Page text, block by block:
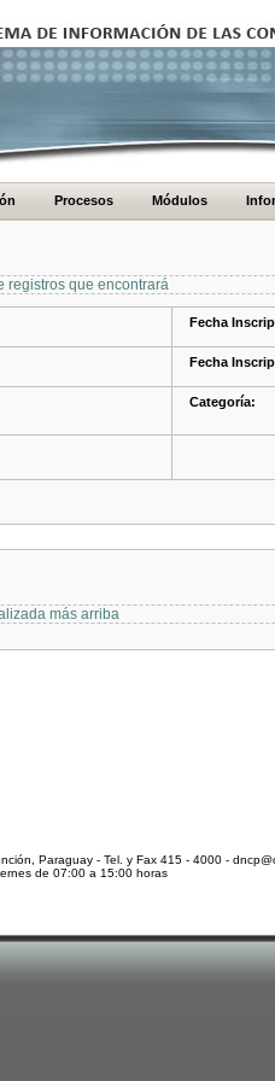
Procesos Módulos
registros que encontrará
Fecha
Fecha
Categoría:
más arriba
Paraguay - Tel. y Fax 415 - 4000 -
de 07:00 a 15:00 horas